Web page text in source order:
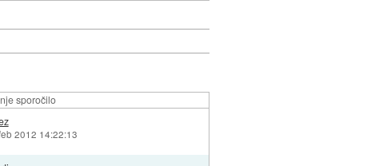
sporočilo
2012 14:22:13